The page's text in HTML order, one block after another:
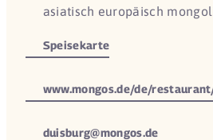
asiatisch europäisch
Speisekarte
www.mongos.de/de/
duisburg@mongos.de